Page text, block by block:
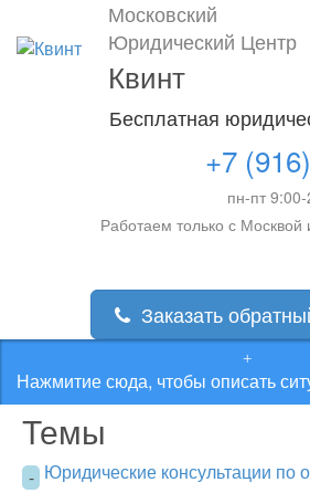
Московский
Юридический Центр
Квинт
Бесплатная
+7
пн-пт
Работаем только с Москвой
Заказать
Нажмитие сюда, чтобы описать
Темы
- Юридические консультации по